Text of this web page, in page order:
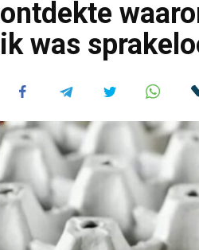
ontdekte
ik was